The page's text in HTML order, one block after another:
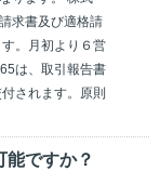
求書及び適格請
。月初より６営
は、取引報告書
されます。原則
能ですか？